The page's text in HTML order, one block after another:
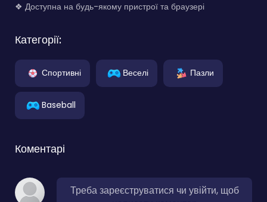
❖ Доступна на будь-якому пристрої та браузері
Категорії:
Спортивні Веселі Пазли
Baseball
Коментарі
Треба зареєструватися чи увійти, щоб